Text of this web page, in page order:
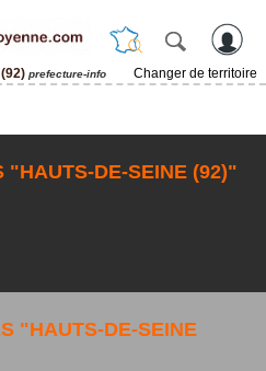
prefecture-info
Changer de territoire
"HAUTS-DE-SEINE (92)"
"HAUTS-DE-SEINE